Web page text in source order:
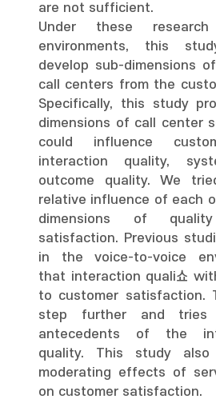
are not sufficient.
Under these
environments, this
develop sub-dimensions
call centers from the
Specifically, this study
dimensions of call center
could influence
interaction quality,
outcome quality. We
relative influence of each
dimensions of
satisfaction. Previous
in the voice-to-voice
that interaction quali쇼
to customer satisfaction.
step further and
antecedents of the
quality. This study
moderating effects of
on customer satisfaction.